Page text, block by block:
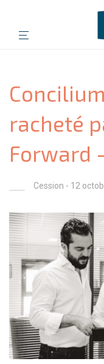
racheté
Forward
Cession - 12